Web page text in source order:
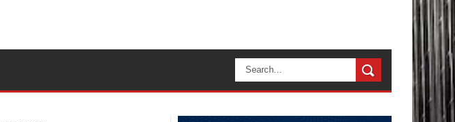
años por lavado